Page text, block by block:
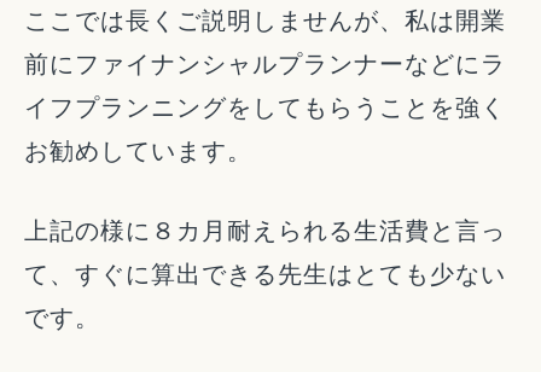
ここでは長くご説明しませんが、私は開業
前にファイナンシャルプランナーなどにラ
イフプランニングをしてもらうことを強く
お勧めしています。
上記の様に８カ月耐えられる生活費と言っ
て、すぐに算出できる先生はとても少ない
です。